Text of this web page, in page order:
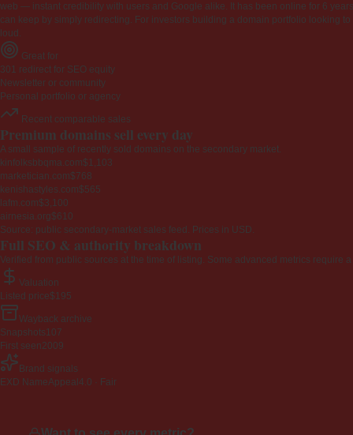
web — instant credibility with users and Google alike. It has been online for 6
can keep by simply redirecting. For investors building a domain portfolio looking
loud.
Great for
301 redirect for SEO equity
Newsletter or community
Personal portfolio or agency
Recent comparable sales
Premium domains sell every day
A small sample of recently sold domains on the secondary market.
kinfolksbbqma.com$1,103
marketician.com$768
kenishastyles.com$565
lafm.com$3,100
airnesia.org$610
Source: public secondary-market sales feed. Prices in USD.
Full SEO & authority breakdown
Verified from public sources at the time of listing. Some advanced metrics require
Valuation
Listed price$195
Wayback archive
Snapshots 107
First seen2009
Brand signals
EXD NameAppeal 4.0 · Fair